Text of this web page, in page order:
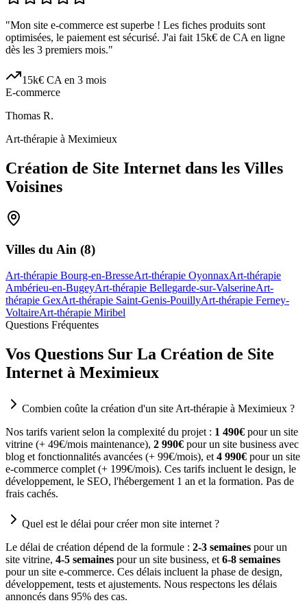
"Mon site e-commerce est superbe ! Les fiches produits sont
optimisées, le paiement est sécurisé. J'ai fait 15k€ de CA en ligne
dès les 3 premiers mois."
15k€ CA en 3 mois
E-commerce
Thomas R.
Art-thérapie à Meximieux
Création de Site Internet dans les Villes
Voisines
Villes du Ain (8)
Art-thérapie Bourg-en-BresseArt-thérapie OyonnaxArt-thérapie
Ambérieu-en-BugeyArt-thérapie Bellegarde-sur-ValserineArt-
thérapie GexArt-thérapie Saint-Genis-PouillyArt-thérapie Ferney-
VoltaireArt-thérapie Miribel
Questions Fréquentes
Vos Questions Sur La Création de Site
Internet à Meximieux
Combien coûte la création d'un site Art-thérapie à Meximieux ?
Nos tarifs varient selon la complexité du projet : 1 490€ pour un site
vitrine (+ 49€/mois maintenance), 2 990€ pour un site business avec
blog et fonctionnalités avancées (+ 99€/mois), et 4 990€ pour un site
e-commerce complet (+ 199€/mois). Ces tarifs incluent le design, le
développement, le SEO, l'hébergement 1 an et la formation. Pas de
frais cachés.
Quel est le délai pour créer mon site internet ?
Le délai de création dépend de la formule : 2-3 semaines pour un
site vitrine, 4-5 semaines pour un site business, et 6-8 semaines
pour un site e-commerce. Ces délais incluent la phase de design,
développement, tests et ajustements. Nous respectons les délais
annoncés dans 95% des cas.